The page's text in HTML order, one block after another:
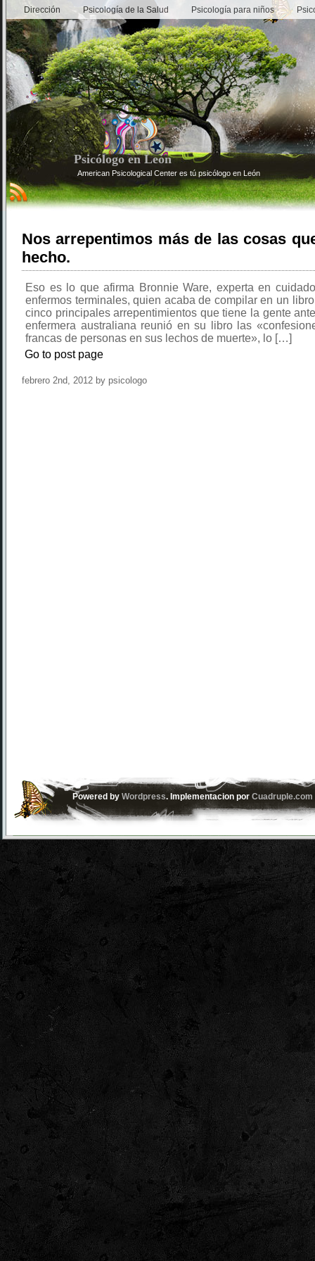
Dirección Psicología de la Salud Psicología para niños
Psicólogo en León
American Psicological Center es tú psicólogo en León
Nos arrepentimos más de las cosas
hecho.
Eso es lo que afirma Bronnie Ware, experta en
enfermos terminales, quien acaba de compilar en un
cinco principales arrepentimientos que tiene la gente
enfermera australiana reunió en su libro las
francas de personas en sus lechos de muerte», lo […]
Go to post page
febrero 2nd, 2012 by psicologo
Powered byWordpress. Implementacion porCuadruple.com